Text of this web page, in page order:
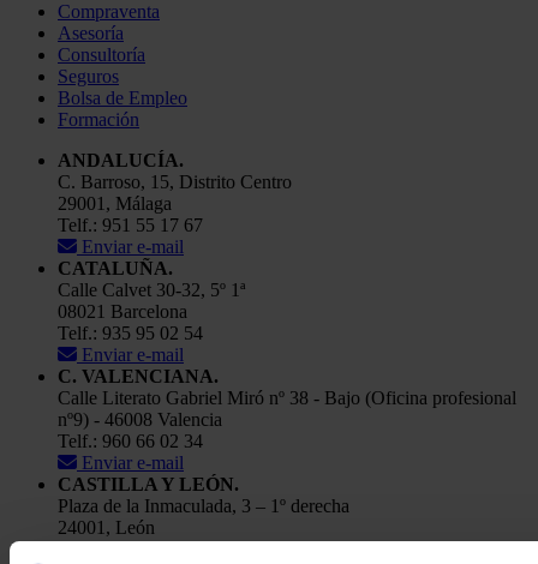
Compraventa
Asesoría
Consultoría
Seguros
Bolsa de Empleo
Formación
ANDALUCÍA.
C. Barroso, 15, Distrito Centro
29001, Málaga
Telf.: 951 55 17 67
Enviar e-mail
CATALUÑA.
Calle Calvet 30-32, 5º 1ª
08021 Barcelona
Telf.: 935 95 02 54
Enviar e-mail
C. VALENCIANA.
Calle Literato Gabriel Miró nº 38 - Bajo (Oficina profesional
nº9) - 46008 Valencia
Telf.: 960 66 02 34
Enviar e-mail
CASTILLA Y LEÓN.
Plaza de la Inmaculada, 3 – 1º derecha
24001, León